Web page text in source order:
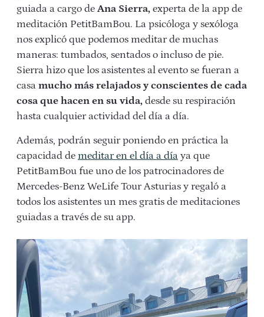
guiada a cargo de Ana Sierra, experta de la app de
meditación PetitBamBou. La psicóloga y sexóloga
nos explicó que podemos meditar de muchas
maneras: tumbados, sentados o incluso de pie.
Sierra hizo que los asistentes al evento se fueran a
casa mucho más relajados y conscientes de cada
cosa que hacen en su vida, desde su respiración
hasta cualquier actividad del día a día.
Además, podrán seguir poniendo en práctica la
capacidad de meditar en el día a día ya que
PetitBamBou fue uno de los patrocinadores de
Mercedes-Benz WeLife Tour Asturias y regaló a
todos los asistentes un mes gratis de meditaciones
guiadas a través de su app.